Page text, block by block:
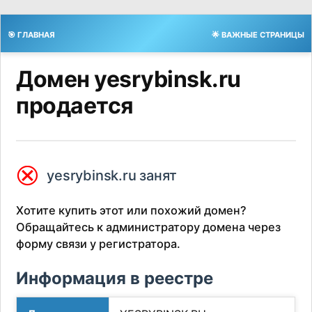
🎯 ГЛАВНАЯ 🌟 ВАЖНЫЕ СТРАНИЦЫ
Домен yesrybinsk.ru
продается
⮿ yesrybinsk.ru занят
Хотите купить этот или похожий домен?
Обращайтесь к администратору домена через
форму связи у регистратора.
Информация в реестре